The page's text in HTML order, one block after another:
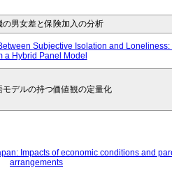
の男女差と保険加入の分析
Subjective Isolation and Loneliness:
a Hybrid Panel Model
モデルの持つ価値観の定量化
Impacts of economic conditions and
arrangements